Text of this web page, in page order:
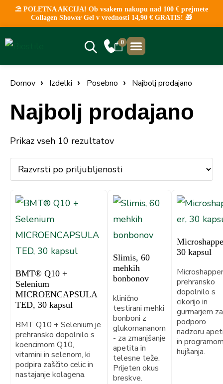
⛱️ POLETNA AKCIJA! Ob vsakem nakupu nad 100 € prejmete
Collagen Shower Gel v vrednosti 14,90 € GRATIS! 🎁
0
Domov Izdelki Posebno Najbolj prodajano
Najbolj prodajano
Prikaz vseh 10 rezultatov
BMT® Q10 +
Selenium
MICROENCAPSULA
TED, 30 kapsul
BMT Q10 + Selenium je
prehransko dopolnilo s
koencimom Q10,
vitamini in selenom, ki
podpira zaščito celic in
nastajanje kolagena.
Slimis, 60
mehkih
bonbonov
klinično
testirani mehki
bonboni z
glukomananom
- za zmanjšanje
apetita in
telesne teže.
Prijeten okus
breskve.
30 kapsul
prehransko
dopolnilo s
cikorijo in
gurmarjem za
podporo
nadzoru
in
hujšanja.